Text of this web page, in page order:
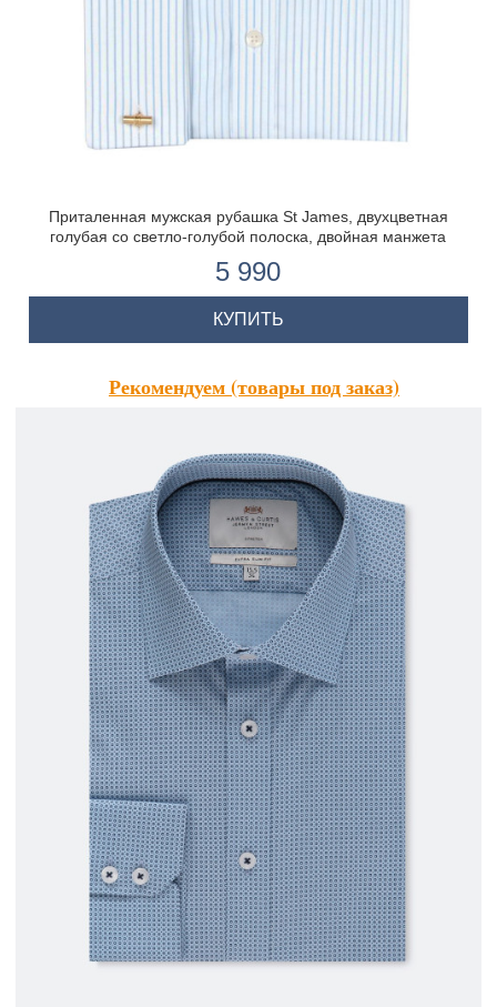
Приталенная мужская рубашка St James, двухцветная
голубая со светло-голубой полоска, двойная манжета
5 990
КУПИТЬ
Рекомендуем (товары под заказ)